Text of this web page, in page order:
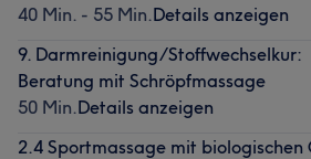
40 Min. - 55 Min.Details anzeigen
9. Darmreinigung/Stoffwechselkur:
Beratung mit Schröpfmassage
50 Min.Details anzeigen
2.4 Sportmassage mit biologischen